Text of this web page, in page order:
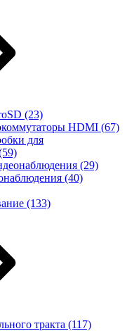
(23)
HDMI (67)
для
(29)
(40)
(133)
тракта (117)